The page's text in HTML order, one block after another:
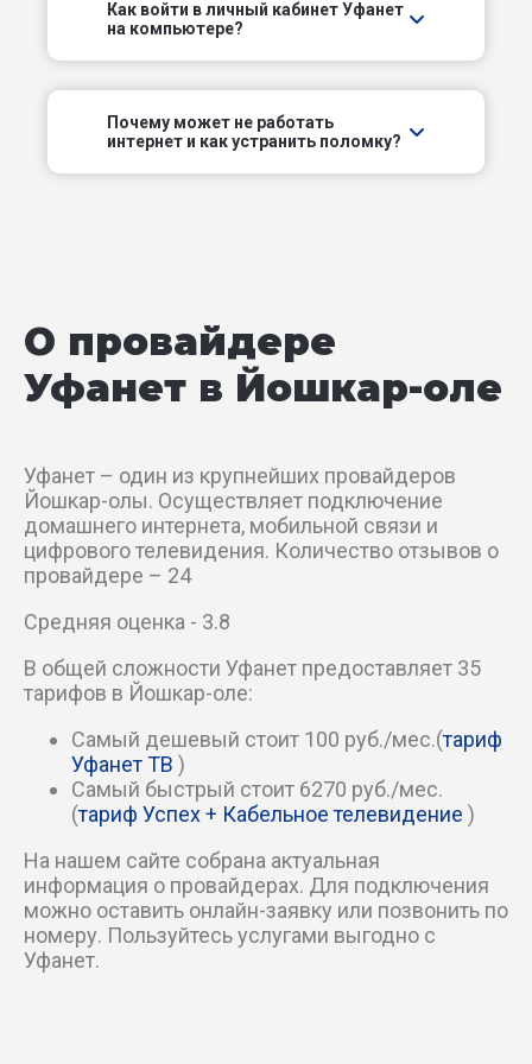
Элеваторный пер
Элеваторный проезд
б-р 70-летия Победы в Великой
наб Амстердам
наб Брюгге
пер Авиации
пер Грибоедова
пер Карла Либкнехта
пер Коммунальный 1-й
Как войти в личный кабинет Уфанет
на компьютере?
Почему может не работать
интернет и как устранить поломку?
О провайдере
Уфанет в Йошкар-оле
Уфанет – один из крупнейших провайдеров
Йошкар-олы. Осуществляет подключение
домашнего интернета, мобильной связи и
цифрового телевидения. Количество отзывов о
провайдере – 24
Средняя оценка - 3.8
В общей сложности Уфанет предоставляет 35
тарифов в Йошкар-оле:
Самый дешевый стоит 100 руб./мес.(тариф
Уфанет ТВ )
Самый быстрый стоит 6270 руб./мес.
(тариф Успех + Кабельное телевидение )
На нашем сайте собрана актуальная
информация о провайдерах. Для подключения
можно оставить онлайн-заявку или позвонить по
номеру. Пользуйтесь услугами выгодно с
Уфанет.